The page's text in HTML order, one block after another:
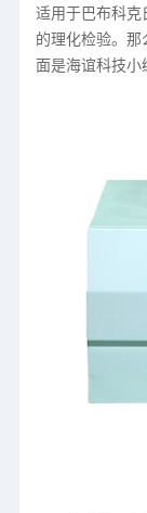
适用于巴布科克
的理化检验。
面是海谊科技小